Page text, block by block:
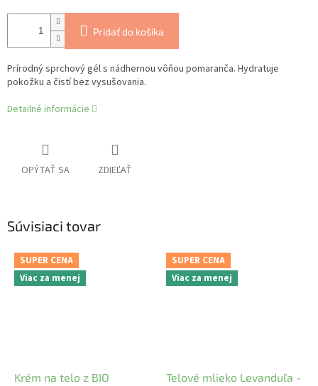
Pridať do košíka
Prírodný sprchový gél s nádhernou vôňou pomaranča. Hydratuje
pokožku a čistí bez vysušovania.
Detailné informácie
OPÝTAŤ SA ZDIEĽAŤ
Súvisiaci tovar
SUPER CENA
Viac za menej
Krém na telo z BIO
SUPER CENA
Viac za menej
Telové mlieko Levanduľa -